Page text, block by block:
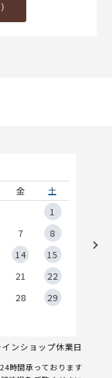
金
土
1
7
8
14
15
21
22
28
29
ンショップ休業日
時間承っております